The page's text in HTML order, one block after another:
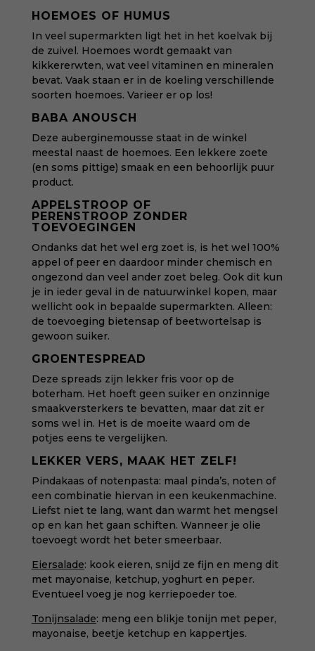
HOEMOES OF HUMUS
In veel supermarkten ligt het in het koelvak bij
de zuivel. Hoemoes wordt gemaakt van
kikkererwten, wat veel vitaminen en mineralen
bevat. Vaak staan er in de koeling verschillende
soorten hoemoes. Varieer er op los!
BABA ANOUSCH
Deze auberginemousse staat in de winkel
meestal naast de hoemoes. Een lekkere zoete
(en soms pittige) smaak en een behoorlijk puur
product.
APPELSTROOP OF
PERENSTROOP ZONDER
TOEVOEGINGEN
Ondanks dat het wel erg zoet is, is het wel 100%
appel of peer en daardoor minder chemisch en
ongezond dan veel ander zoet beleg. Ook dit kun
je in ieder geval in de natuurwinkel kopen, maar
wellicht ook in bepaalde supermarkten. Alleen:
de toevoeging bietensap of beetwortelsap is
gewoon suiker.
GROENTESPREAD
Deze spreads zijn lekker fris voor op de
boterham. Het hoeft geen suiker en onzinnige
smaakversterkers te bevatten, maar dat zit er
soms wel in. Het is de moeite waard om de
potjes eens te vergelijken.
LEKKER VERS, MAAK HET ZELF!
Pindakaas of notenpasta: maal pinda’s, noten of
een combinatie hiervan in een keukenmachine.
Liefst niet te lang, want dan warmt het mengsel
op en kan het gaan schiften. Wanneer je olie
toevoegt wordt het beter smeerbaar.
Eiersalade: kook eieren, snijd ze fijn en meng dit
met mayonaise, ketchup, yoghurt en peper.
Eventueel voeg je nog kerriepoeder toe.
Tonijnsalade: meng een blikje tonijn met peper,
mayonaise, beetje ketchup en kappertjes.